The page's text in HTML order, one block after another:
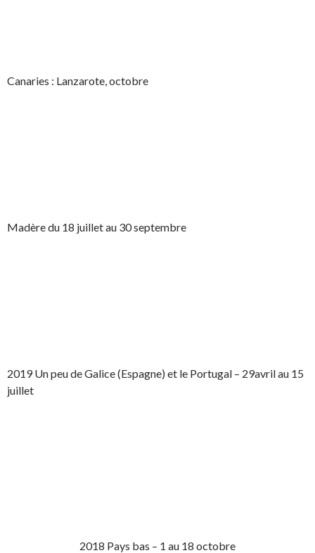
Canaries : Lanzarote, octobre
Madère du 18 juillet au 30 septembre
2019 Un peu de Galice (Espagne) et le Portugal – 29avril au 15
juillet
2018 Pays bas – 1 au 18 octobre